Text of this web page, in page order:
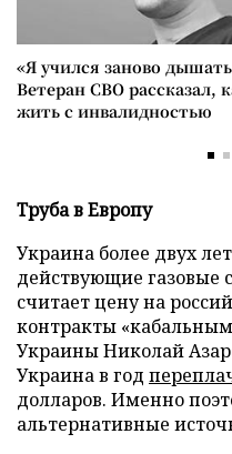
«Я учился заново
Ветеран СВО рассказал,
жить с инвалидностью
Труба в Европу
Украина более двух
действующие газовые
считает цену на
контракты
Украины Николай
Украина в год
долларов. Именно
альтернативные